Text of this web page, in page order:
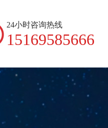
24小时咨询热线
15169585666